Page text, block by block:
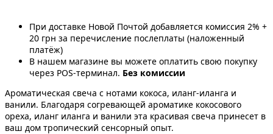
При доставке Новой Почтой добавляется комиссия 2% +
20 грн за перечисление послеплаты (наложенный
платёж)
В нашем магазине вы можете оплатить свою покупку
через POS-терминал. Без комиссии
Ароматическая свеча с нотами кокоса, иланг-иланга и
ванили. Благодаря согревающей ароматике кокосового
ореха, иланг иланга и ванили эта красивая свеча принесет в
ваш дом тропический сенсорный опыт.